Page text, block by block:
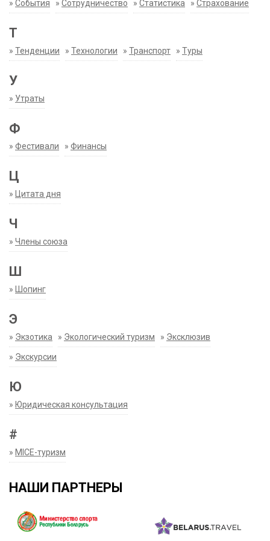
» События » Сотрудничество » Статистика » Страхование
Т
» Тенденции » Технологии » Транспорт » Туры
У
» Утраты
Ф
» Фестивали » Финансы
Ц
» Цитата дня
Ч
» Члены союза
Ш
» Шопинг
Э
» Экзотика » Экологический туризм » Эксклюзив
» Экскурсии
Ю
» Юридическая консультация
#
» MICE-туризм
НАШИ ПАРТНЕРЫ